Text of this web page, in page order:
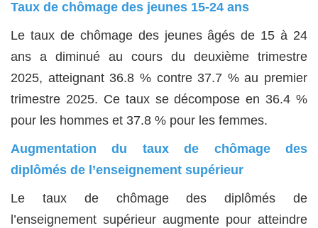
Taux de chômage des jeunes 15-24 ans
Le taux de chômage des jeunes âgés de 15 à 24
ans a diminué au cours du deuxième trimestre
2025, atteignant 36.8 % contre 37.7 % au premier
trimestre 2025. Ce taux se décompose en 36.4 %
pour les hommes et 37.8 % pour les femmes.
Augmentation du taux de chômage des
diplômés de l’enseignement supérieur
Le taux de chômage des diplômés de
l’enseignement supérieur augmente pour atteindre